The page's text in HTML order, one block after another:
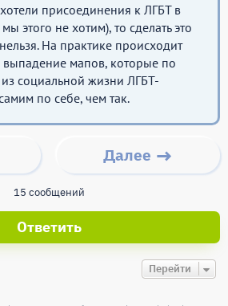
присоединения к ЛГБТ в
этого не хотим), то сделать это
На практике происходит
мапов, которые по
социальной жизни ЛГБТ-
по себе, чем так.
Далее
15 сообщений
Ответить
Перейти